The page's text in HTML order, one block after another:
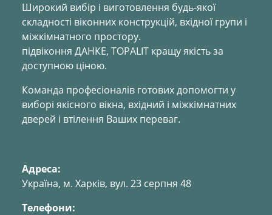
Широкий вибір і виготовлення будь-якої
складності віконних конструкцій, вхідної групи і
міжкімнатного простору.
підвіконня ДАНКЕ, TOPALIT кращу якість за
доступною ціною.
Команда професіоналів готових допомогти у
виборі якісного вікна, вхідний і міжкімнатних
дверей і втілення Ваших переваг.
Адреса:
Україна, м. Харкiв, вул. 23 серпня 48
Телефони: